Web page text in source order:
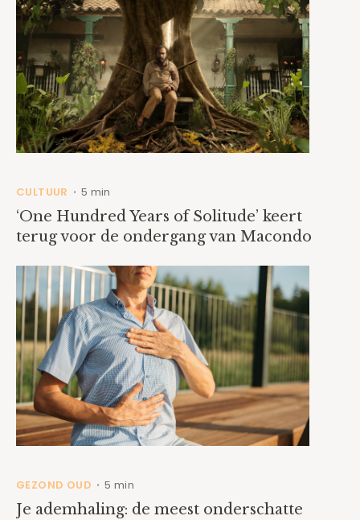
CULTUUR • 5 min
‘One Hundred Years of Solitude’ keert
terug voor de ondergang van Macondo
GEZOND OUD • 5 min
Je ademhaling: de meest onderschatte